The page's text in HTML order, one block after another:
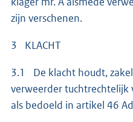
zijn verschenen.
3 KLACHT
3.1 De klacht houdt,
verweerder
als bedoeld in artikel 46